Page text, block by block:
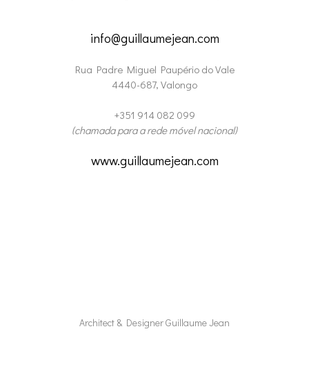
info@guillaumejean.com
Rua Padre Miguel Paupério do Vale
4440-687, Valongo
+351 914 082 099
(chamada para a rede móvel nacional)
www.guillaumejean.com
Architect & Designer Guillaume Jean